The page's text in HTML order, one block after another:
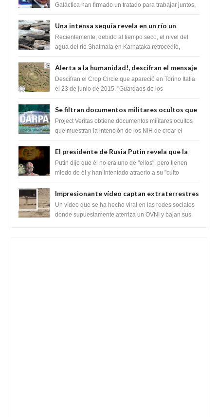
tratado para acabar con los Sionistas?
Galáctica han firmado un tratado para trabajar juntos,
Una intensa sequía revela en un río un
impresionante hallazgo de miles de Shiva
Lingas
Recientemente, debido al tiempo seco, el nivel del
agua del río Shalmala en Karnataka retrocedió,
Alerta a la humanidad!, descifran el mensaje
del Crop Circle de Torino ,Italia
Descifran el Crop Circle que apareció en Torino Italia
el 23 de junio de 2015. "Guardaos de los
Se filtran documentos militares ocultos que
muestran la intención de los NIH de crear el
SARS-CoV-2, utilizando la investigación de
Project Veritas obtiene documentos militares ocultos
que muestran la intención de los NIH de crear el
El presidente de Rusia Putin revela que la
clase dominante en el mundo son los
híbridos reptiles
Putin dijo que él no era uno de "ellos", pero tienen
miedo de él y han intentado atraerlo a su "culto
Impresionante vídeo captan extraterrestres
bajando de un OVNI en Arabia Saudita
Un vídeo que se ha hecho viral en las redes sociales
donde supuestamente aterriza un OVNI y bajan sus